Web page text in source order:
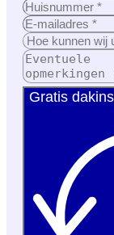
Gratis